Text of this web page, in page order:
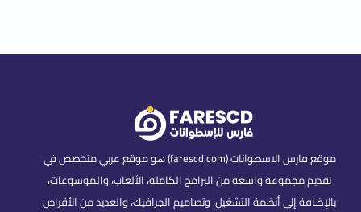
موقع فارس الاسطوانات (farescd.com) هو موقع عربي متخصص في
تقديم مجموعة واسعة من البرامج الكاملة، الألعاب، والموسوعات،
بالإضافة إلى أنظمة التشغيل، وتصاميم الجرافيك، والعديد من الأقراص